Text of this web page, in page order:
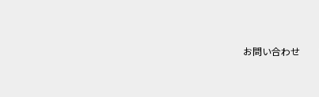
お問い合わせ